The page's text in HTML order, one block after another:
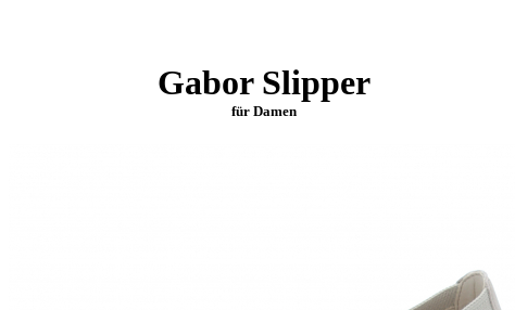
Gabor Slipper
für Damen